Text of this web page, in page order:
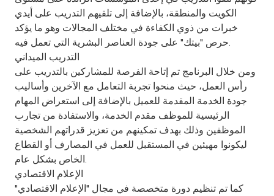
Egypt
UK
Kingdom of Bahrain
الكويت والمنطقة، بالإضافة إلى تلقيهم التدريب على أيدي
خبرات من ذوي الكفاءة في مختلف المجالات وهو ما يؤكد
حرص "بيتك" على جودة العناصر البشرية التي تعمل فيه.
التدريب الميداني
ومن خلال البرنامج تم إتاحة الفرصة للمشاركين بالتدريب على
رأس العمل، حيث منحوا تجربة التعامل مع الآخرين وأساليب
جودة الخدمة المقدمة للعميل بالإضافة إلى استعراض المهام
الرئيسية للموظف مقدم الخدمة، والاستفادة من تجارب
الموظفين وذلك بهدف تمكينهم من تعزيز قدراتهم الشخصية
ليكونوا مهيئين في المستقبل للعمل في المصارف أو القطاع
الخاص بشكل عام.
الإعلام الاقتصادي
كما تم تنظيم دورة متخصصة في مجال "الإعلام الاقتصادي"